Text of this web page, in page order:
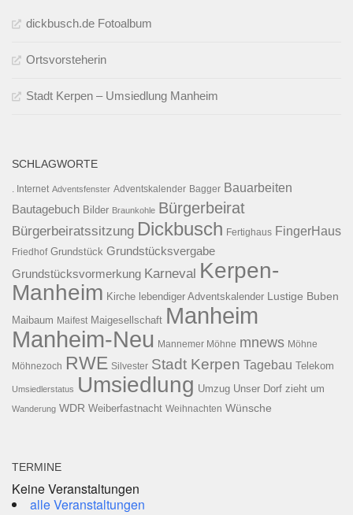
dickbusch.de Fotoalbum
Ortsvorsteherin
Stadt Kerpen – Umsiedlung Manheim
SCHLAGWORTE
. Internet Adventsfenster Adventskalender Bagger Bauarbeiten
Bautagebuch Bilder Braunkohle Bürgerbeirat
Bürgerbeiratssitzung Dickbusch Fertighaus FingerHaus
Friedhof Grundstück Grundstücksvergabe
Grundstücksvormerkung Karneval Kerpen-
Manheim Kirche lebendiger Adventskalender Lustige Buben
Maibaum Maifest Maigesellschaft Manheim
Manheim-Neu Mannemer Möhne mnews Möhne
Möhnezoch RWE Silvester Stadt Kerpen Tagebau Telekom
Umsiedlerstatus Umsiedlung Umzug Unser Dorf zieht um
Wanderung WDR Weiberfastnacht Weihnachten Wünsche
TERMINE
Keine Veranstaltungen
alle Veranstaltungen